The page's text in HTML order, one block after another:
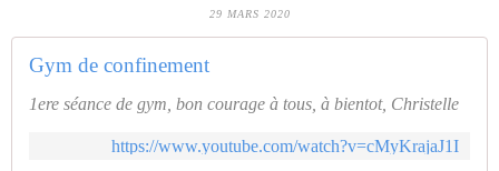
29 MARS 2020
Gym de confinement
1ere séance de gym, bon courage à tous, à bientot, Christelle
https://www.youtube.com/watch?v=cMyKrajaJ1I